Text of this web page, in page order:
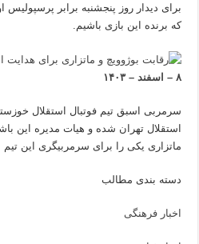
برای دیدار روز پنجشنبه برابر
که برنده این بازی باشیم.
۸ – اسفند – ۱۴۰۳
سرمربی اسبق تیم فوتبال استقلال
استقلال تهران شده و هیات مدیره این
ماتزاری یکی را برای سرمربیگری این تیم
دسته بندی مطالب
اخبار فرهنگی